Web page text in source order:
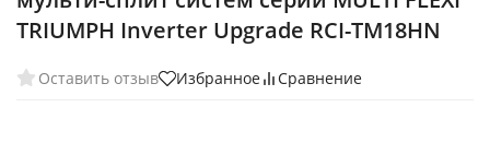
TRIUMPH Inverter Upgrade RCI-TM18HN
Оставить отзыв Избранное Сравнение